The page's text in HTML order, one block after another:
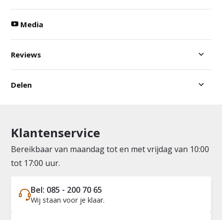
Media
Reviews
Delen
Klantenservice
Bereikbaar van maandag tot en met vrijdag van 10:00
tot 17:00 uur.
Bel: 085 - 200 70 65
Wij staan voor je klaar.